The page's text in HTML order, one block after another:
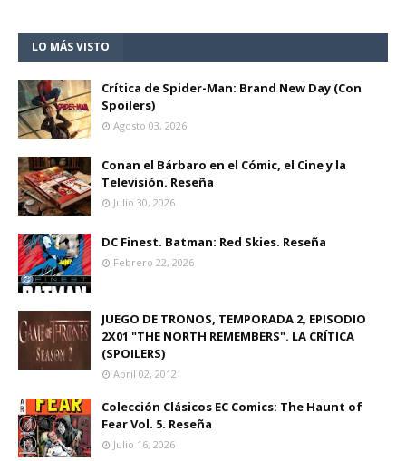
LO MÁS VISTO
Crítica de Spider-Man: Brand New Day (Con
Spoilers)
Agosto 03, 2026
Conan el Bárbaro en el Cómic, el Cine y la
Televisión. Reseña
Julio 30, 2026
DC Finest. Batman: Red Skies. Reseña
Febrero 22, 2026
JUEGO DE TRONOS, TEMPORADA 2, EPISODIO
2X01 "THE NORTH REMEMBERS". LA CRÍTICA
(SPOILERS)
Abril 02, 2012
Colección Clásicos EC Comics: The Haunt of
Fear Vol. 5. Reseña
Julio 16, 2026